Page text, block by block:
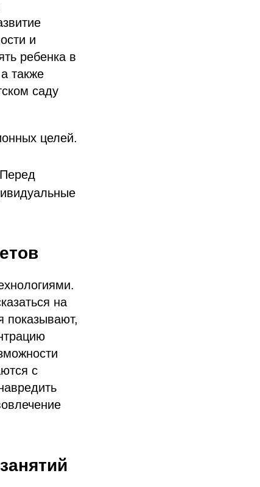
и
ребенка в
также
саду
целей.
на
показывают,
с